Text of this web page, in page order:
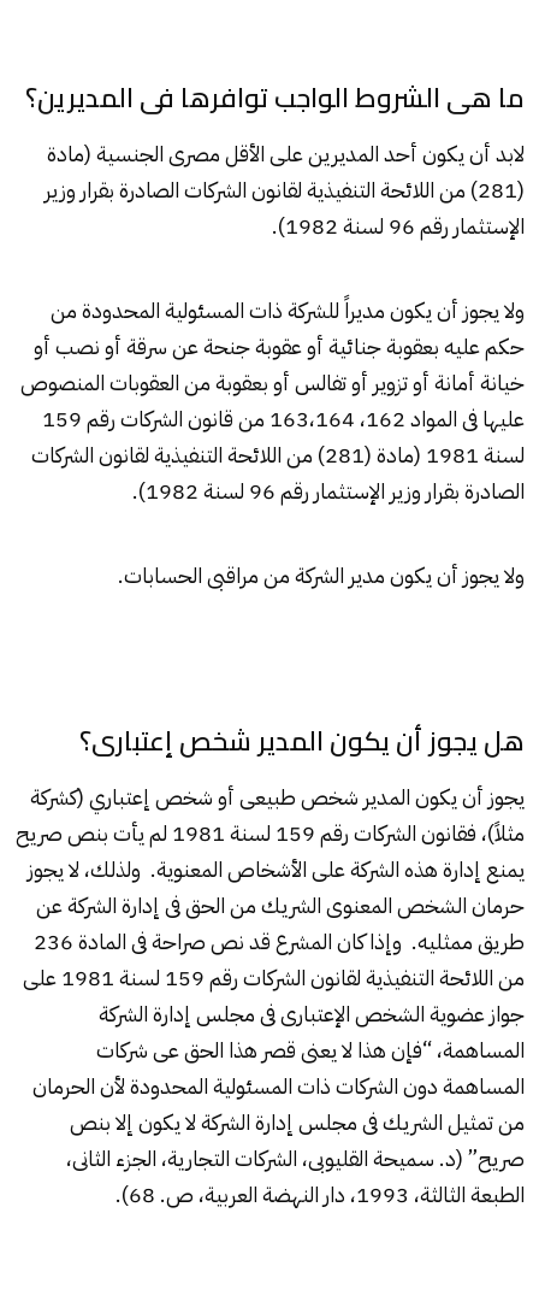
ما هى الشروط الواجب توافرها فى المديرين؟
لابد أن يكون أحد المديرين على الأقل مصرى الجنسية (مادة
(281) من اللائحة التنفيذية لقانون الشركات الصادرة بقرار وزير
الإستثمار رقم 96 لسنة 1982).
ولا يجوز أن يكون مديراً للشركة ذات المسئولية المحدودة من
حكم عليه بعقوبة جنائية أو عقوبة جنحة عن سرقة أو نصب أو
خيانة أمانة أو تزوير أو تفالس أو بعقوبة من العقوبات المنصوص
عليها فى المواد 162، 163،164 من قانون الشركات رقم 159
لسنة 1981 (مادة (281) من اللائحة التنفيذية لقانون الشركات
الصادرة بقرار وزير الإستثمار رقم 96 لسنة 1982).
ولا يجوز أن يكون مدير الشركة من مراقبى الحسابات.
هل يجوز أن يكون المدير شخص إعتبارى؟
يجوز أن يكون المدير شخص طبيعى أو شخص إعتباري (كشركة
مثلاً)، فقانون الشركات رقم 159 لسنة 1981 لم يأت بنص صريح
يمنع إدارة هذه الشركة على الأشخاص المعنوية. ولذلك، لا يجوز
حرمان الشخص المعنوى الشريك من الحق فى إدارة الشركة عن
طريق ممثليه. وإذا كان المشرع قد نص صراحة فى المادة 236
من اللائحة التنفيذية لقانون الشركات رقم 159 لسنة 1981 على
جواز عضوية الشخص الإعتبارى فى مجلس إدارة الشركة
المساهمة، “فإن هذا لا يعنى قصر هذا الحق عى شركات
المساهمة دون الشركات ذات المسئولية المحدودة لأن الحرمان
من تمثيل الشريك فى مجلس إدارة الشركة لا يكون إلا بنص
صريح” (د. سميحة القليوبى، الشركات التجارية، الجزء الثانى،
الطبعة الثالثة، 1993، دار النهضة العربية، ص. 68).